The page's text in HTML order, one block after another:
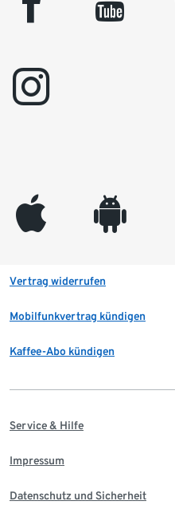
instagram
appleinc android
Vertrag widerrufen
Mobilfunkvertrag kündigen
Kaffee-Abo kündigen
Service & Hilfe
Impressum
Datenschutz und Sicherheit